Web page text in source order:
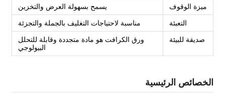
ميزة الوقوف يسمح بسهولة العرض والتخزين
التعبئة مناسبة لاحتياجات التغليف بالجملة والتجزئة
صديقة للبيئة
ورق الكرافت هو مادة متجددة وقابلة للتحلل
البيولوجي
الخصائص الرئيسية